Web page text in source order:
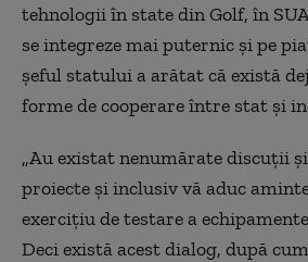
tehnologii în state din Golf, în
se integreze mai puternic și pe
șeful statului a arătat că există
forme de cooperare între stat și
„Au existat nenumărate discuții
proiecte și inclusiv vă aduc
exercițiu de testare a
Deci există acest dialog, după